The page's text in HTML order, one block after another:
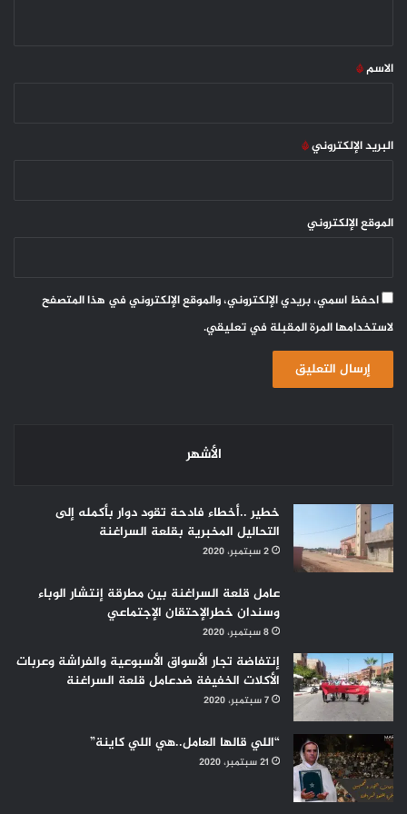
*
الاسم*
البريد الإلكتروني*
الموقع الإلكتروني
احفظ اسمي، بريدي الإلكتروني، والموقع الإلكتروني في هذا المتصفح
لاستخدامها المرة المقبلة في تعليقي.
الأشهر
خطير ..أخطاء فادحة تقود دوار بأكمله إلى
التحاليل المخبرية بقلعة السراغنة
2 سبتمبر، 2020
عامل قلعة السراغنة بين مطرقة إنتشار الوباء
وسندان خطرالإحتقان الإجتماعي
8 سبتمبر، 2020
إنتفاضة تجار الأسواق الأسبوعية والفراشة وعربات
الأكلات الخفيفة ضدعامل قلعة السراغنة
7 سبتمبر، 2020
“اللي قالها العامل..هي اللي كاينة”
21 سبتمبر، 2020